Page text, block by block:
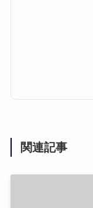
関連記事